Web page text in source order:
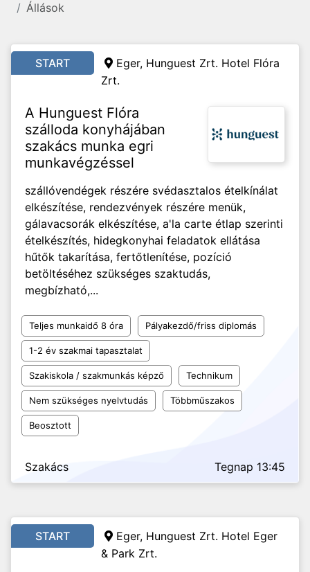
Állások
START
Eger, Hunguest Zrt. Hotel Flóra
Zrt.
A Hunguest Flóra
szálloda konyhájában
szakács munka egri
munkavégzéssel
szállóvendégek részére svédasztalos ételkínálat
elkészítése, rendezvények részére menük,
gálavacsorák elkészítése, a'la carte étlap szerinti
ételkészítés, hidegkonyhai feladatok ellátása
hűtők takarítása, fertőtlenítése, pozíció
betöltéséhez szükséges szaktudás,
megbízható,...
Teljes munkaidő 8 óra Pályakezdő/friss diplomás
1-2 év szakmai tapasztalat
Szakiskola / szakmunkás képző Technikum
Nem szükséges nyelvtudás Többműszakos
Beosztott
Szakács Tegnap 13:45
START
Eger, Hunguest Zrt. Hotel Eger
& Park Zrt.